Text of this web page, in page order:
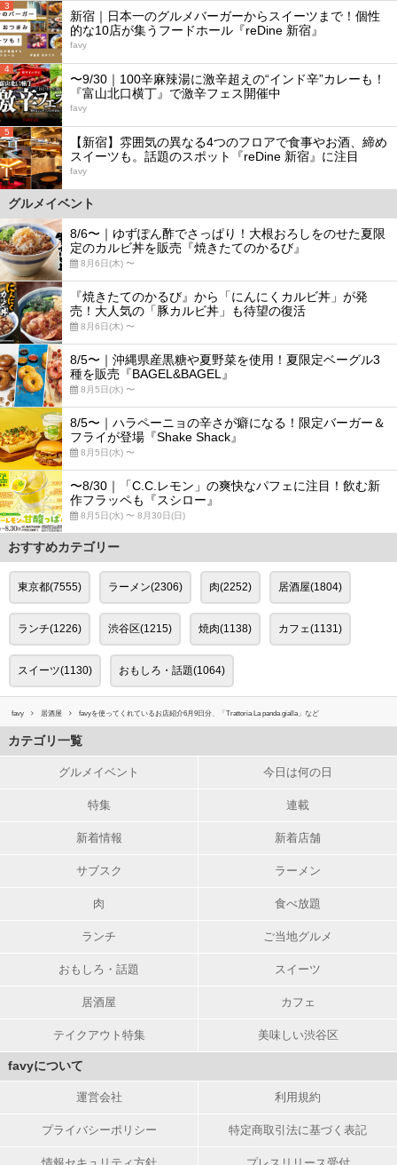
3
新宿｜日本一のグルメバーガーからスイーツまで！個性
的な10店が集うフードホール『reDine 新宿』
favy
4
〜9/30｜100辛麻辣湯に激辛超えの“インド辛”カレーも！
『富山北口横丁』で激辛フェス開催中
favy
5
【新宿】雰囲気の異なる4つのフロアで食事やお酒、締め
スイーツも。話題のスポット『reDine 新宿』に注目
favy
グルメイベント
8/6〜｜ゆずぽん酢でさっぱり！大根おろしをのせた夏限
定のカルビ丼を販売『焼きたてのかるび』
8月6日(木) 〜
『焼きたてのかるび』から「にんにくカルビ丼」が発
売！大人気の「豚カルビ丼」も待望の復活
8月6日(木) 〜
8/5〜｜沖縄県産黒糖や夏野菜を使用！夏限定ベーグル3
種を販売『BAGEL&BAGEL』
8月5日(水) 〜
8/5〜｜ハラペーニョの辛さが癖になる！限定バーガー＆
フライが登場『Shake Shack』
8月5日(水) 〜
〜8/30｜「C.C.レモン」の爽快なパフェに注目！飲む新
作フラッペも『スシロー』
8月5日(水) 〜 8月30日(日)
おすすめカテゴリー
東京都(7555) ラーメン(2306) 肉(2252) 居酒屋(1804)
ランチ(1226) 渋谷区(1215) 焼肉(1138) カフェ(1131)
スイーツ(1130) おもしろ・話題(1064)
favy 居酒屋 favyを使ってくれているお店紹介6月9日分、「Trattoria La panda gialla」など
カテゴリ一覧
グルメイベント 今日は何の日
特集 連載
新着情報 新着店舗
サブスク ラーメン
肉 食べ放題
ランチ ご当地グルメ
おもしろ・話題 スイーツ
居酒屋 カフェ
テイクアウト特集 美味しい渋谷区
favyについて
運営会社 利用規約
プライバシーポリシー 特定商取引法に基づく表記